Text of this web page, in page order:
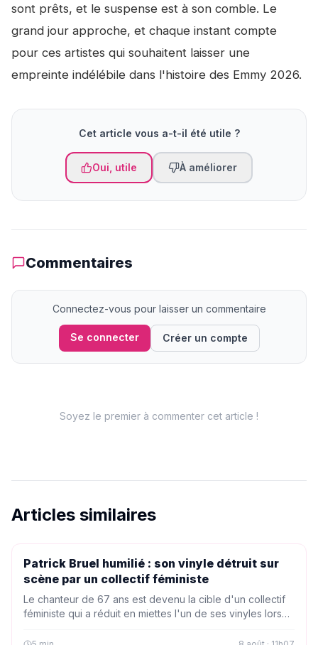
sont prêts, et le suspense est à son comble. Le
grand jour approche, et chaque instant compte
pour ces artistes qui souhaitent laisser une
empreinte indélébile dans l'histoire des Emmy 2026.
Cet article vous a-t-il été utile ?
Oui, utile À améliorer
Commentaires
Connectez-vous pour laisser un commentaire
Se connecter Créer un compte
Soyez le premier à commenter cet article !
Articles similaires
PEOPLE
Patrick Bruel humilié : son vinyle détruit sur
scène par un collectif féministe
Le chanteur de 67 ans est devenu la cible d'un collectif
féministe qui a réduit en miettes l'un de ses vinyles lors
ravive la polémique et fait réagir les fans.